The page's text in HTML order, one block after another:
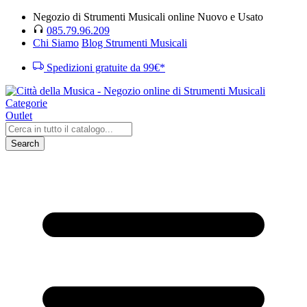
Negozio di Strumenti Musicali online Nuovo e Usato
085.79.96.209
Chi Siamo Blog Strumenti Musicali
Spedizioni gratuite da 99€*
Categorie
Outlet
Search